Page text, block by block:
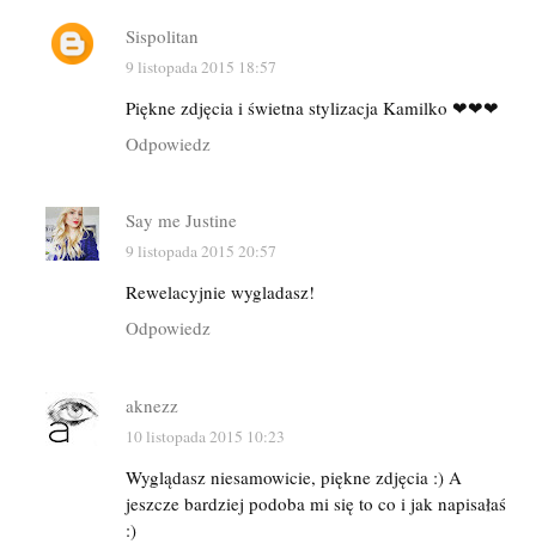
Sispolitan
9 listopada 2015 18:57
Piękne zdjęcia i świetna stylizacja Kamilko ❤❤❤
Odpowiedz
Say me Justine
9 listopada 2015 20:57
Rewelacyjnie wygladasz!
Odpowiedz
aknezz
10 listopada 2015 10:23
Wyglądasz niesamowicie, piękne zdjęcia :) A
jeszcze bardziej podoba mi się to co i jak napisałaś
:)